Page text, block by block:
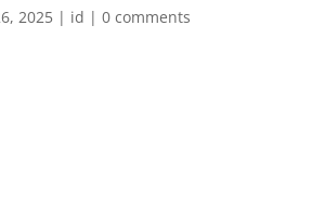
2025| id | 0 comments